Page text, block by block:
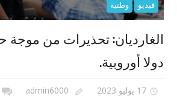
فيديو وطنية
الغارديان: تحذيرات من موجة
دولا أوروبية.
17 يوليو 2023 admin6000